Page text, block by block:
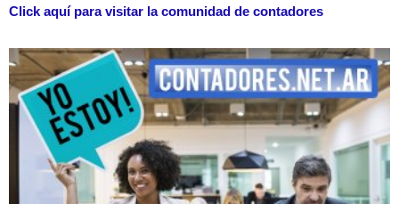
Click aquí para visitar la comunidad de contadores